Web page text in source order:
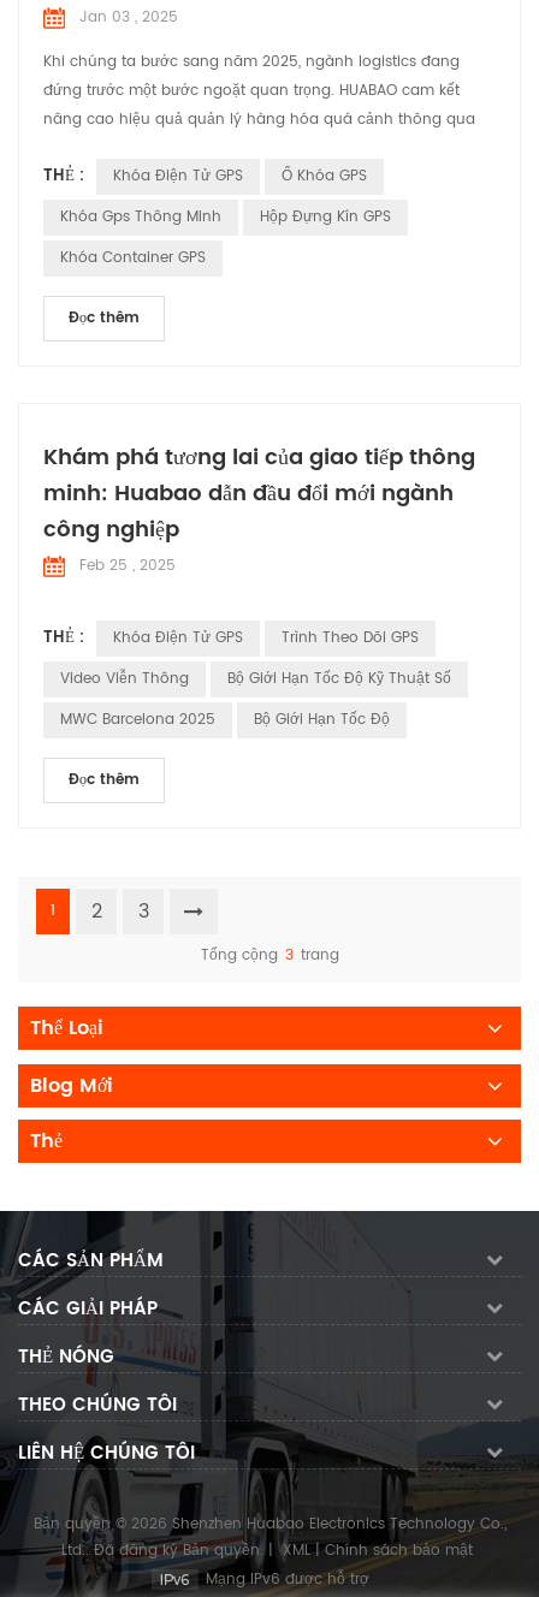
Jan 03 , 2025
Khi chúng ta bước sang năm 2025, ngành logistics đang
đứng trước một bước ngoặt quan trọng. HUABAO cam kết
nâng cao hiệu quả quản lý hàng hóa quá cảnh thông qua
Chúng tôi tin rằng với các giải pháp thông minh, chúng tôi
có thể cải thiện đáng kể sự an toàn và hiệu quả của việc vận
hàng. Co...
THẺ : Khóa Điện Tử GPS
Ổ Khóa GPS
Khóa Gps Thông Minh
Hộp Đựng Kín GPS
Khóa Container GPS
Đọc thêm
Khám phá tương lai của giao tiếp thông
minh: Huabao dẫn đầu đổi mới ngành
công nghiệp
Feb 25 , 2025
THẺ : Khóa Điện Tử GPS
Trình Theo Dõi GPS
Video Viễn Thông
Bộ Giới Hạn Tốc Độ Kỹ Thuật Số
MWC Barcelona 2025
Bộ Giới Hạn Tốc Độ
Đọc thêm
1 2 3
Tổng cộng 3 trang
Thể Loại
Blog Mới
Thẻ
CÁC SẢN PHẨM
CÁC GIẢI PHÁP
THẺ NÓNG
THEO CHÚNG TÔI
LIÊN HỆ CHÚNG TÔI
Bản quyền © 2026 Shenzhen Huabao Electronics Technology Co.,
Ltd.. Đã đăng ký Bản quyền.| XML | Chính sách bảo mật
Mạng IPv6 được hỗ trợ